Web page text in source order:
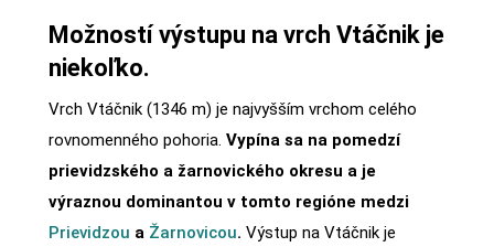
Možností výstupu na vrch Vtáčnik je
niekoľko.
Vrch Vtáčnik (1346 m) je najvyšším vrchom celého
rovnomenného pohoria. Vypína sa na pomedzí
prievidzského a žarnovického okresu a je
výraznou dominantou v tomto regióne medzi
Prievidzou a Žarnovicou. Výstup na Vtáčnik je